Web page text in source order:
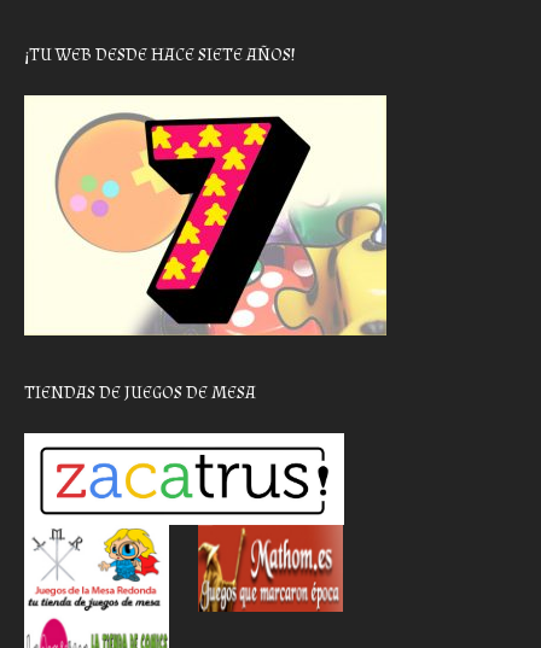
¡TU WEB DESDE HACE SIETE AÑOS!
TIENDAS DE JUEGOS DE MESA